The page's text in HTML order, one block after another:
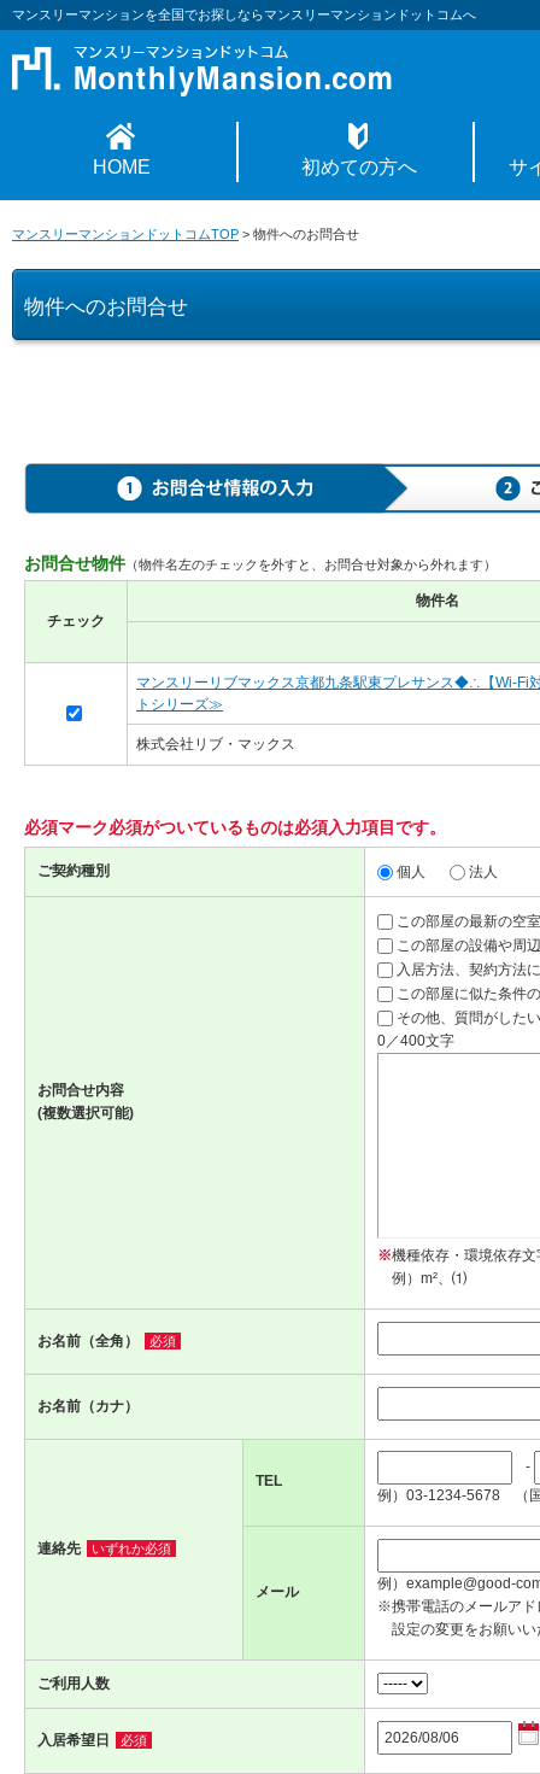
マンスリーマンションを全国でお探しならマンスリーマンションドットコムへ
HOME 初めての方へ サ
マンスリーマンションドットコムTOP > 物件へのお問合せ
物件へのお問合せ
お問合せ物件 （物件名左のチェックを外すと、お問合せ対象から外れます）
チェック
物件名
マンスリーリブマックス京都九条駅東プレサンス◆∴【Wi-Fi
トシリーズ≫
株式会社リブ・マックス
必須マーク必須がついているものは必須入力項目です。
ご契約種別 個人 法人
お問合せ内容
(複数選択可能)
この部屋の最新の空
この部屋の設備や周
入居方法、契約方法
この部屋に似た条件
その他、質問がした
0／400文字
※機種依存・環境依存
例）m²、⑴
お名前（全角） 必須
お名前（カナ）
連絡先 いずれか必須
TEL
-
例）03-1234-5678 （
メール
例）example@good-
※携帯電話のメールアド
設定の変更をお願いい
ご利用人数
入居希望日 必須